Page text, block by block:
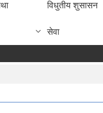
विधुतीय शुसासन
सेवा